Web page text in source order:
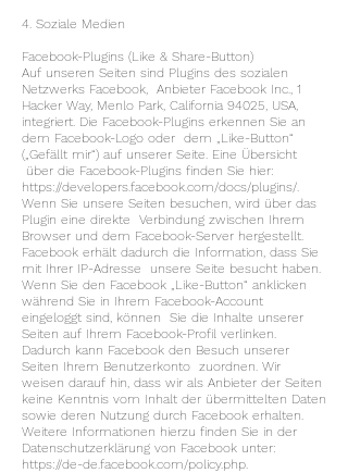
4. Soziale Medien
Facebook-Plugins (Like & Share-Button)
Auf unseren Seiten sind Plugins des sozialen
Netzwerks Facebook, Anbieter Facebook Inc., 1
Hacker Way, Menlo Park, California 94025, USA,
integriert. Die Facebook-Plugins erkennen Sie an
dem Facebook-Logo oder dem „Like-Button“
(„Gefällt mir“) auf unserer Seite. Eine Übersicht
über die Facebook-Plugins finden Sie hier:
https://developers.facebook.com/docs/plugins/.
Wenn Sie unsere Seiten besuchen, wird über das
Plugin eine direkte Verbindung zwischen Ihrem
Browser und dem Facebook-Server hergestellt.
Facebook erhält dadurch die Information, dass Sie
mit Ihrer IP-Adresse unsere Seite besucht haben.
Wenn Sie den Facebook „Like-Button“ anklicken
während Sie in Ihrem Facebook-Account
eingeloggt sind, können Sie die Inhalte unserer
Seiten auf Ihrem Facebook-Profil verlinken.
Dadurch kann Facebook den Besuch unserer
Seiten Ihrem Benutzerkonto zuordnen. Wir
weisen darauf hin, dass wir als Anbieter der Seiten
keine Kenntnis vom Inhalt der übermittelten Daten
sowie deren Nutzung durch Facebook erhalten.
Weitere Informationen hierzu finden Sie in der
Datenschutzerklärung von Facebook unter:
https://de-de.facebook.com/policy.php.